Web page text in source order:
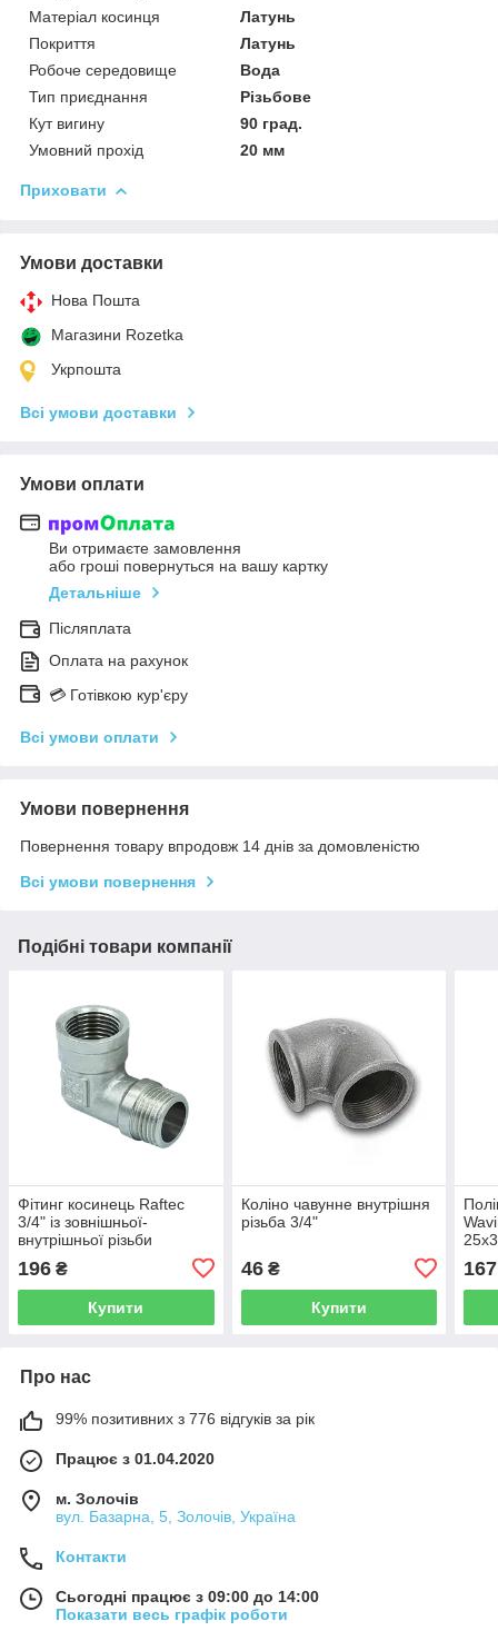
Матеріал косинця
Латунь
Покриття
Латунь
Робоче середовище
Вода
Тип приєднання
Різьбове
Кут вигину
90 град.
Умовний прохід
20 мм
Приховати
Умови доставки
Нова Пошта
Магазини Rozetka
Укрпошта
Всі умови доставки
Умови оплати
Ви отримаєте замовлення
або гроші повернуться на вашу картку
Детальніше
Післяплата
Оплата на рахунок
💳 Готівкою кур'єру
Всі умови оплати
Умови повернення
Повернення товару впродовж 14 днів за домовленістю
Всі умови повернення
Подібні товари компанії
Фітинг косинець Raftec
3/4" із зовнішньої-
внутрішньої різьби
196 ₴
Купити
Коліно чавунне внутрішня
різьба 3/4"
46₴
Купити
167
Про нас
99% позитивних з 776 відгуків за рік
Працює з 01.04.2020
м. Золочів
вул. Базарна, 5, Золочів, Україна
Контакти
Сьогодні працює з 09:00 до 14:00
Показати весь графік роботи